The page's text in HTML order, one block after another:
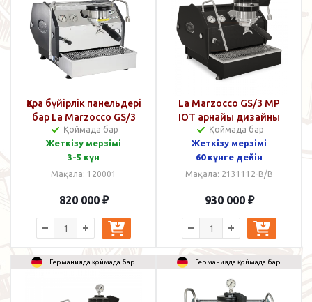
Қара бүйірлік панельдері
бар La Marzocco GS/3
AV IOT
Қоймада бар
Жеткізу мерзімі
3-5 күн
Мақала: 120001
820 000 ₽
La Marzocco GS/3 MP
IOT арнайы дизайны
қара/қара
Қоймада бар
Жеткізу мерзімі
60 күнге дейін
Мақала: 2131112-B/B
930 000 ₽
Германияда қоймада бар Германияда қоймада бар